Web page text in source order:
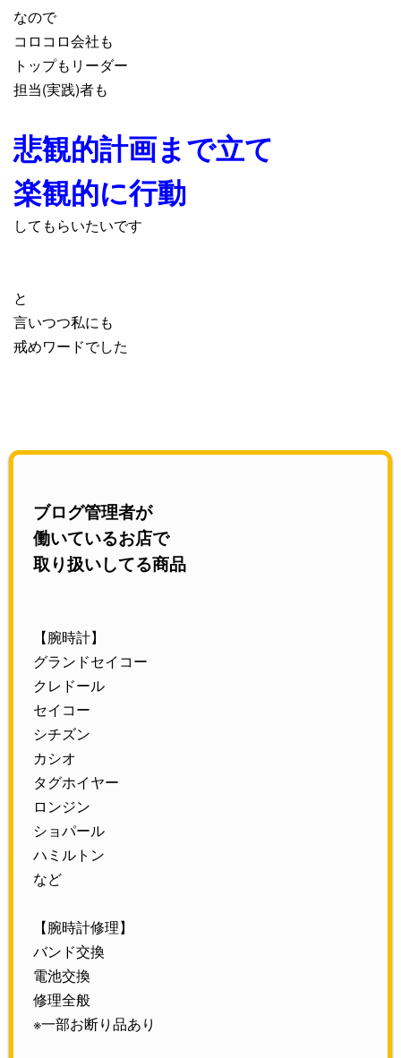
なので
コロコロ会社も
トップもリーダー
担当(実践)者も
悲観的計画まで立て
楽観的に行動
してもらいたいです
と
言いつつ私にも
戒めワードでした
ブログ管理者が
働いているお店で
取り扱いしてる商品
【腕時計】
グランドセイコー
クレドール
セイコー
シチズン
カシオ
タグホイヤー
ロンジン
ショパール
ハミルトン
など
【腕時計修理】
バンド交換
電池交換
修理全般
※一部お断り品あり